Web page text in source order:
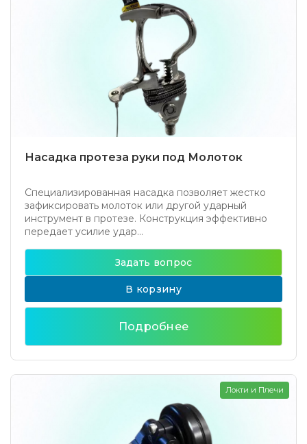
Насадка протеза руки под Молоток
Специализированная насадка позволяет жестко
зафиксировать молоток или другой ударный
инструмент в протезе. Конструкция эффективно
передает усилие удар...
Задать вопрос
В корзину
Подробнее
Локти и Плечи